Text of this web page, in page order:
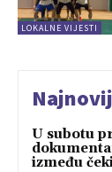
LOKALNE VIJESTI
U subotu
između